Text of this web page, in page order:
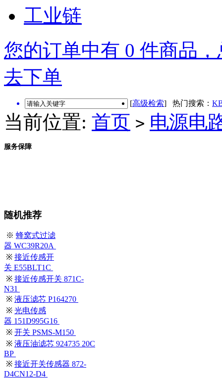
工业链
您的订单中有 0 件商品
去下单
[高级检索] 热门搜索：
当前位置: 首页 > 电源电
服务保障
随机推荐
※ 蜂窝式过滤
器 WC39R20A
※ 接近传感开
关 E55BLT1C
※ 接近传感开关 871C-
N31
※ 液压滤芯 P164270
※ 光电传感
器 151D995G16
※ 开关 PSMS-M150
※ 液压油滤芯 924735 20C
BP
※ 接近开关传感器 872-
D4CN12-D4